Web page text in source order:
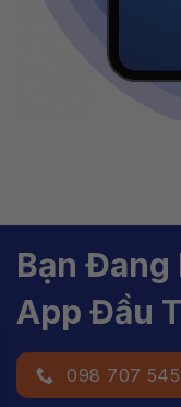
Bạn Đang
App Đầu
098 707